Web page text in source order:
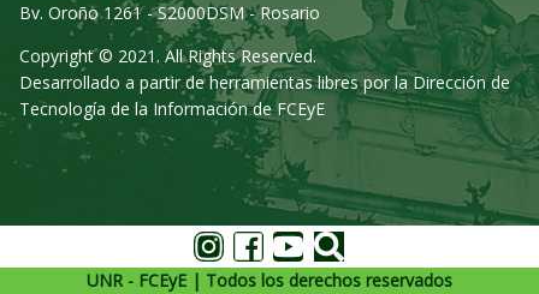
Bv. Oroño 1261 - S2000DSM - Rosario
Copyright © 2021. All Rights Reserved.
Desarrollado a partir de herramientas libres por la Dirección de
Tecnología de la Información de FCEyE
UNR - FCEyE | Todos los derechos reservados